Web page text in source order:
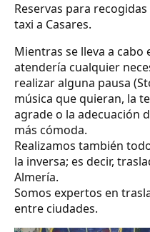
Reservas para
taxi a Casares.
Mientras se lleva a
atendería cualquier
realizar alguna pausa
música que quieran, la
agrade o la adecuación
más cómoda.
Realizamos también
la inversa; es decir,
Almería.
Somos expertos en
entre ciudades.